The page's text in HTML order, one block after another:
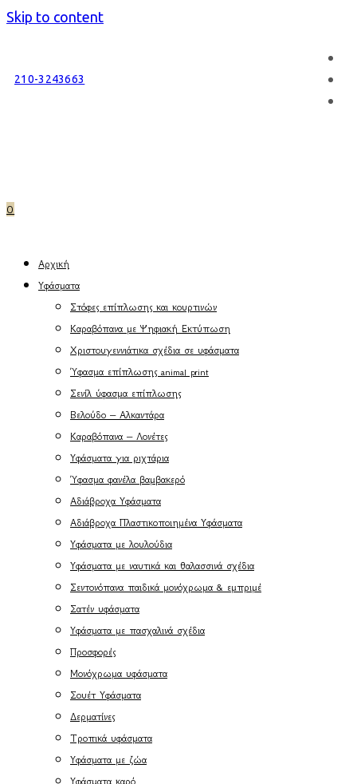
Skip to content
210-3243663
0
Αρχική
Υφάσματα
Στόφες επίπλωσης και κουρτινών
Καραβόπανα με Ψηφιακή Εκτύπωση
Χριστουγεννιάτικα σχέδια σε υφάσματα
Ύφασμα επίπλωσης animal print
Σενίλ ύφασμα επίπλωσης
Βελούδο – Αλκαντάρα
Καραβόπανα – Λονέτες
Υφάσματα για ριχτάρια
Ύφασμα φανέλα βαμβακερό
Αδιάβροχα Υφάσματα
Αδιάβροχα Πλαστικοποιημένα Υφάσματα
Υφάσματα με λουλούδια
Υφάσματα με ναυτικά και θαλασσινά σχέδια
Σεντονόπανα παιδικά μονόχρωμα & εμπριμέ
Σατέν υφάσματα
Υφάσματα με πασχαλινά σχέδια
Προσφορές
Μονόχρωμα υφάσματα
Σουέτ Υφάσματα
Δερματίνες
Τροπικά υφάσματα
Υφάσματα με ζώα
Υφάσματα καρό